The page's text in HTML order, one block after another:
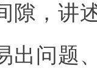
隙，讲
出问题